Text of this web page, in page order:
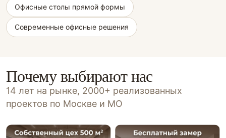
Офисные столы прямой формы
Современные офисные решения
Почему выбирают нас
14 лет на рынке, 2000+ реализованных
проектов по Москве и МО